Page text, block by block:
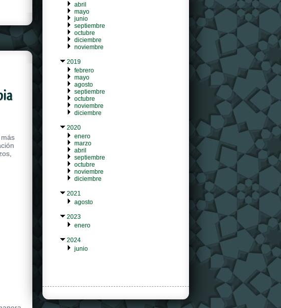
abril
mayo
junio
septiembre
octubre
diciembre
noviembre
2019
febrero
mayo
agosto
septiembre
octubre
noviembre
diciembre
2020
enero
marzo
abril
septiembre
octubre
noviembre
diciembre
2021
agosto
2023
enero
2024
junio